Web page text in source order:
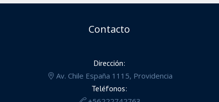
Contacto
Dirección:
Av. Chile España 1115, Providencia
Teléfonos: